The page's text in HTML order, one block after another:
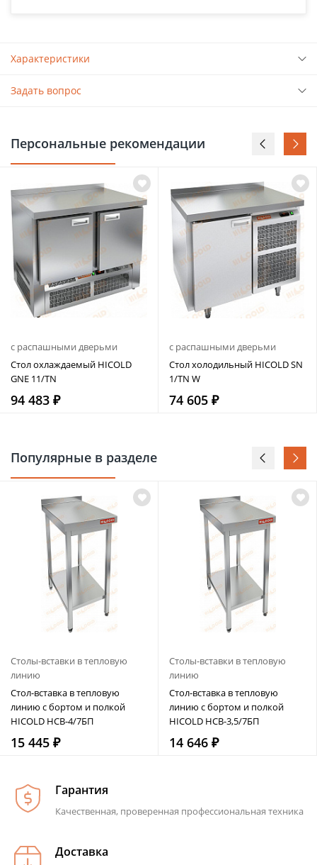
Характеристики
Задать вопрос
Персональные рекомендации
с распашными дверьми
Стол охлаждаемый HICOLD
GNE 11/TN
94 483 ₽
с распашными дверьми
Стол холодильный HICOLD SN
1/TN W
74 605 ₽
Популярные в разделе
Столы-вставки в тепловую
линию
Стол-вставка в тепловую
линию с бортом и полкой
HICOLD НСВ-4/7БП
15 445 ₽
Столы-вставки в тепловую
линию
Стол-вставка в тепловую
линию с бортом и полкой
HICOLD НСВ-3,5/7БП
14 646 ₽
Гарантия
Качественная, проверенная профессиональная техника
Доставка